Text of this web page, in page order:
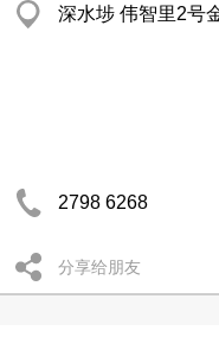
深水埗 伟智里2号
2798 6268
分享给朋友